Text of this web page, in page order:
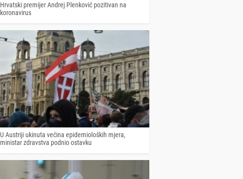
Hrvatski premijer Andrej Plenković pozitivan na
koronavirus
U Austriji ukinuta većina epidemioloških mjera,
ministar zdravstva podnio ostavku